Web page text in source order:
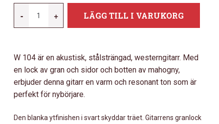
-
SVART.
MÄNGD
+ LÄGG TILL I VARUKORG
W 104 är en akustisk, stålsträngad, westerngitarr. Med
en lock av gran och sidor och botten av mahogny,
erbjuder denna gitarr en varm och resonant ton som är
perfekt för nybörjare.
Den blanka ytfinishen i svart skyddar träet. Gitarrens granlock